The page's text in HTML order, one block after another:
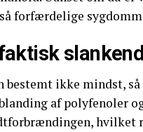
forfærdelige
bestemt ikke mindst,
af polyfenoler
hvilket